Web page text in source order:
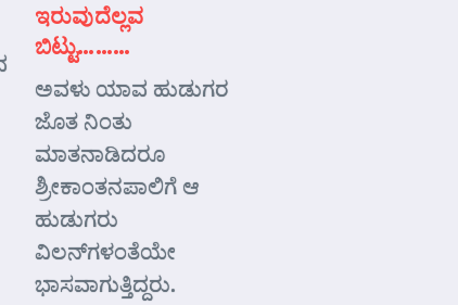
ಇರುವುದೆಲ್ಲವ
ಬಿಟ್ಟು………
ಅವಳು ಯಾವ ಹುಡುಗರ
ಜೊತ ನಿಂತು
ಮಾತನಾಡಿದರೂ
ಶ್ರೀಕಾಂತನಪಾಲಿಗೆ ಆ
ಹುಡುಗರು
ವಿಲನ್‌ಗಳಂತೆಯೇ
ಭಾಸವಾಗುತ್ತಿದ್ದರು.